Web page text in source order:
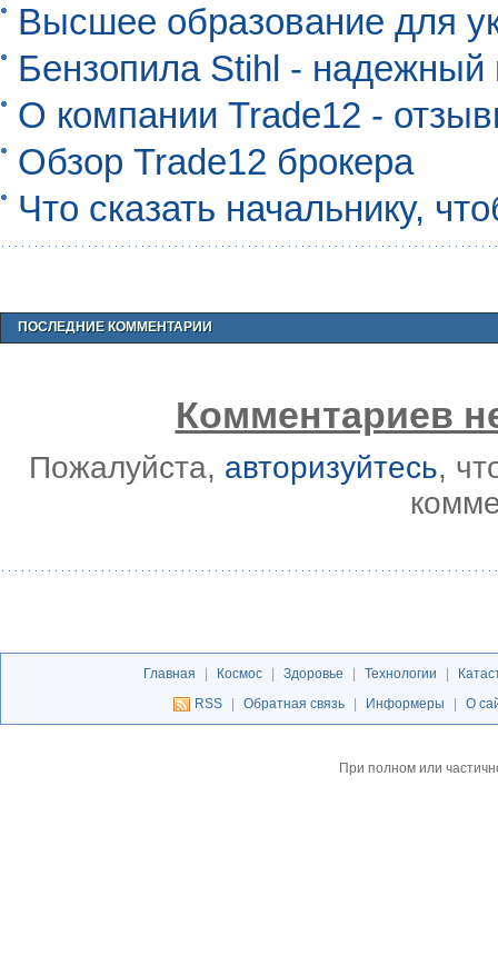
Высшее образование для
Бензопила Stihl -
О компании Trade12 -
Обзор Trade12 брокера
Что сказать начальнику,
ПОСЛЕДНИЕ КОММЕНТАРИИ
Комментариев
Пожалуйста, авторизуйтесь,
Главная Космос Здоровье Технологии
RSS
Обратная связь Информеры О
При полном или